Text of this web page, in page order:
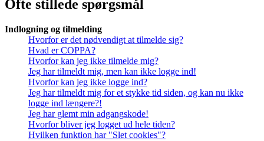
Ofte stillede spørgsmål
Indlogning og tilmelding
Hvorfor er det nødvendigt at tilmelde sig?
Hvad er COPPA?
Hvorfor kan jeg ikke tilmelde mig?
Jeg har tilmeldt mig, men kan ikke logge ind!
Hvorfor kan jeg ikke logge ind?
Jeg har tilmeldt mig for et stykke tid siden, og kan nu ikke
logge ind længere?!
Jeg har glemt min adgangskode!
Hvorfor bliver jeg logget ud hele tiden?
Hvilken funktion har "Slet cookies"?